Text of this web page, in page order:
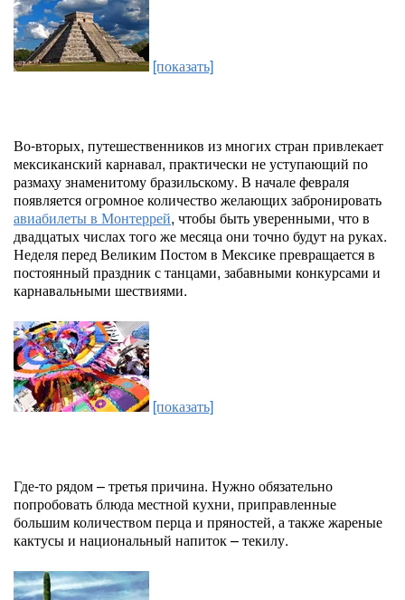
[показать]
Во-вторых, путешественников из многих стран привлекает
мексиканский карнавал, практически не уступающий по
размаху знаменитому бразильскому. В начале февраля
появляется огромное количество желающих забронировать
авиабилеты в Монтеррей, чтобы быть уверенными, что в
двадцатых числах того же месяца они точно будут на руках.
Неделя перед Великим Постом в Мексике превращается в
постоянный праздник с танцами, забавными конкурсами и
карнавальными шествиями.
[показать]
Где-то рядом – третья причина. Нужно обязательно
попробовать блюда местной кухни, приправленные
большим количеством перца и пряностей, а также жареные
кактусы и национальный напиток – текилу.